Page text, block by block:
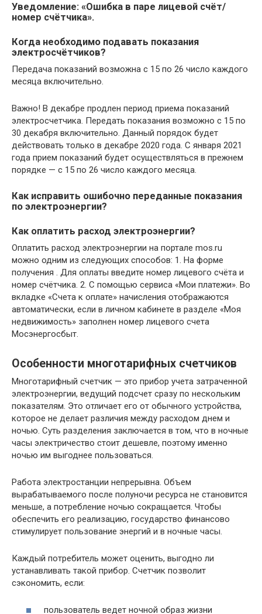
Уведомление: «Ошибка в паре лицевой счёт/
номер счётчика».
Когда необходимо подавать показания
электросчётчиков?
Передача показаний возможна с 15 по 26 число каждого
месяца включительно.
Важно! В декабре продлен период приема показаний
электросчетчика. Передать показания возможно с 15 по
30 декабря включительно. Данный порядок будет
действовать только в декабре 2020 года. С января 2021
года прием показаний будет осуществляться в прежнем
порядке — с 15 по 26 число каждого месяца.
Как исправить ошибочно переданные показания
по электроэнергии?
Как оплатить расход электроэнергии?
Оплатить расход электроэнергии на портале mos.ru
можно одним из следующих способов: 1. На форме
получения . Для оплаты введите номер лицевого счёта и
номер счётчика. 2. С помощью сервиса «Мои платежи». Во
вкладке «Счета к оплате» начисления отображаются
автоматически, если в личном кабинете в разделе «Моя
недвижимость» заполнен номер лицевого счета
Мосэнергосбыт.
Особенности многотарифных счетчиков
Многотарифный счетчик — это прибор учета затраченной
электроэнергии, ведущий подсчет сразу по нескольким
показателям. Это отличает его от обычного устройства,
которое не делает различия между расходом днем и
ночью. Суть разделения заключается в том, что в ночные
часы электричество стоит дешевле, поэтому именно
ночью им выгоднее пользоваться.
Работа электростанции непрерывна. Объем
вырабатываемого после полуночи ресурса не становится
меньше, а потребление ночью сокращается. Чтобы
обеспечить его реализацию, государство финансово
стимулирует пользование энергий и в ночные часы.
Каждый потребитель может оценить, выгодно ли
устанавливать такой прибор. Счетчик позволит
сэкономить, если:
пользователь ведет ночной образ жизни